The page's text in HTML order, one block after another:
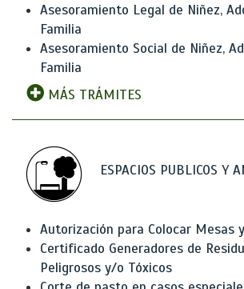
Asesoramiento Legal de Niñez,
Familia
Asesoramiento Social de Niñez,
Familia
MÁS TRÁMITES
ESPACIOS PUBLICOS Y
Autorización para Colocar Mesas
Certificado Generadores de
Peligrosos y/o Tóxicos